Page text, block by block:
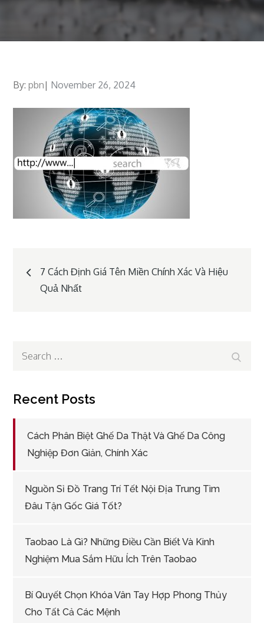
By:pbn
Posted
November 26, 2024
Post
navigation
7 Cách Định Giá Tên Miền Chính Xác Và Hiệu
Quả Nhất
Search
Recent Posts
Cách Phân Biệt Ghế Da Thật Và Ghế Da Công
Nghiệp Đơn Giản, Chính Xác
Nguồn Sỉ Đồ Trang Trí Tết Nội Địa Trung Tìm
Đâu Tận Gốc Giá Tốt?
Taobao Là Gì? Những Điều Cần Biết Và Kinh
Nghiệm Mua Sắm Hữu Ích Trên Taobao
Bí Quyết Chọn Khóa Vân Tay Hợp Phong Thủy
Cho Tất Cả Các Mệnh